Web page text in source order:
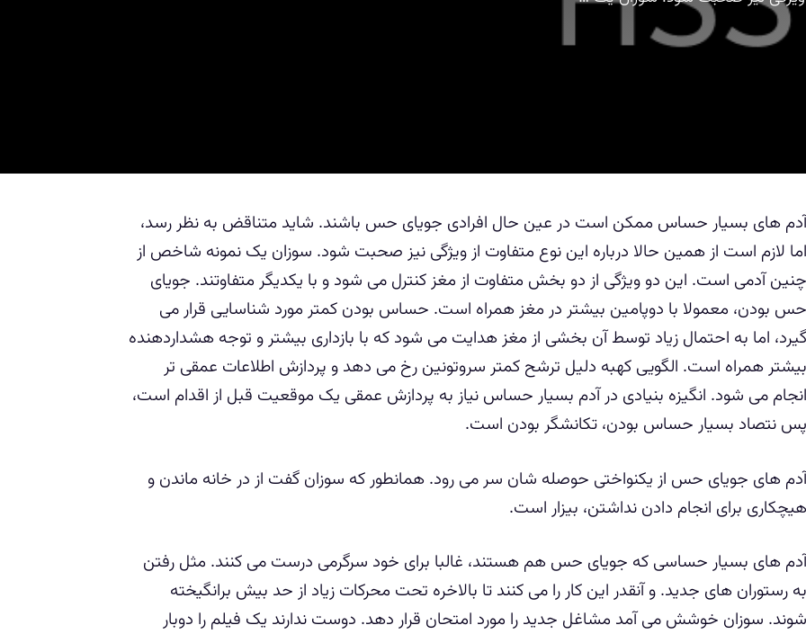
آدم های بسیار حساس ممکن است در عین حال افرادی جویای حس باشند. شاید متناقض به نظر رسد،
اما لازم است از همین حالا درباره این نوع متفاوت از ویژگی نیز صحبت شود. سوزان یک نمونه شاخص از
چنین آدمی است. این دو ویژگی از دو بخش متفاوت از مغز کنترل می شود و با یکدیگر متفاوتند. جویای
حس بودن، معمولا با دوپامین بیشتر در مغز همراه است. حساس بودن کمتر مورد شناسایی قرار می
گیرد، اما به احتمال زیاد توسط آن بخشی از مغز هدایت می شود که با بازداری بیشتر و توجه هشداردهنده
بیشتر همراه است. الگویی کهبه دلیل ترشح کمتر سروتونین رخ می دهد و پردازش اطلاعات عمقی تر
انجام می شود. انگیزه بنیادی در آدم بسیار حساس نیاز به پردازش عمقی یک موقعیت قبل از اقدام است،
پس نتصاد بسیار حساس بودن، تکانشگر بودن است.
آدم های جویای حس از یکنواختی حوصله شان سر می رود. همانطور که سوزان گفت از در خانه ماندن و
هیچکاری برای انجام دادن نداشتن، بیزار است.
آدم های بسیار حساسی که جویای حس هم هستند، غالبا برای خود سرگرمی درست می کنند. مثل رفتن
به رستوران های جدید. و آنقدر این کار را می کنند تا بالاخره تحت محرکات زیاد از حد بیش برانگیخته
شوند. سوزان خوشش می آمد مشاغل جدید را مورد امتحان قرار دهد. دوست ندارند یک فیلم را دوبار